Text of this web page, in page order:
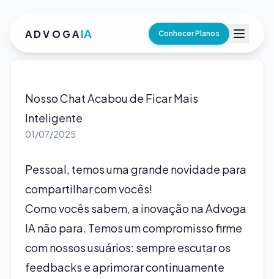
ADVOGAIA Conhecer Planos
Nosso Chat Acabou de Ficar Mais
Inteligente
01/07/2025
Pessoal, temos uma grande novidade para
compartilhar com vocês!
Como vocês sabem, a inovação na Advoga
IA não para. Temos um compromisso firme
com nossos usuários: sempre escutar os
feedbacks e aprimorar continuamente